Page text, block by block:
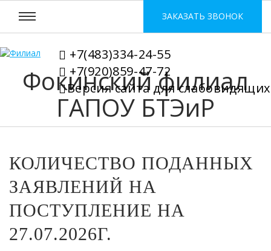
Фокинский филиал
ГАПОУ БТЭиР
+7(483)334-24-55
+7(920)859-47-72
Версия сайта для слабовидящих
ЗАКАЗАТЬ ЗВОНОК
КОЛИЧЕСТВО ПОДАННЫХ
ЗАЯВЛЕНИЙ НА
ПОСТУПЛЕНИЕ НА
27.07.2026Г.